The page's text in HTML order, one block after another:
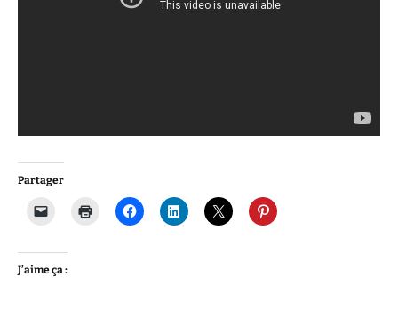
Partager
J’aime ça :